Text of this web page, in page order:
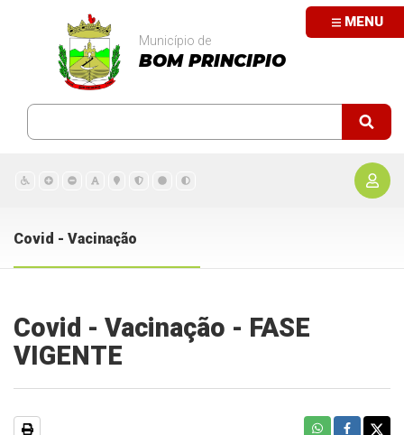
MENU
Município de
BOM PRINCIPIO
Covid - Vacinação
Covid - Vacinação - FASE
VIGENTE